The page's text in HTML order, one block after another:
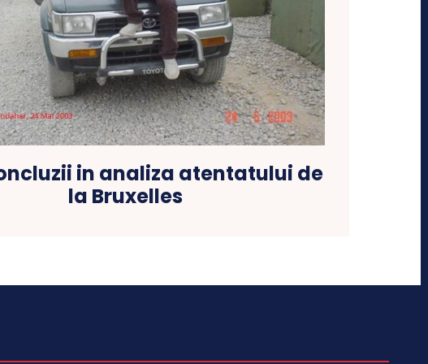
in analiza atentatului de
la Bruxelles